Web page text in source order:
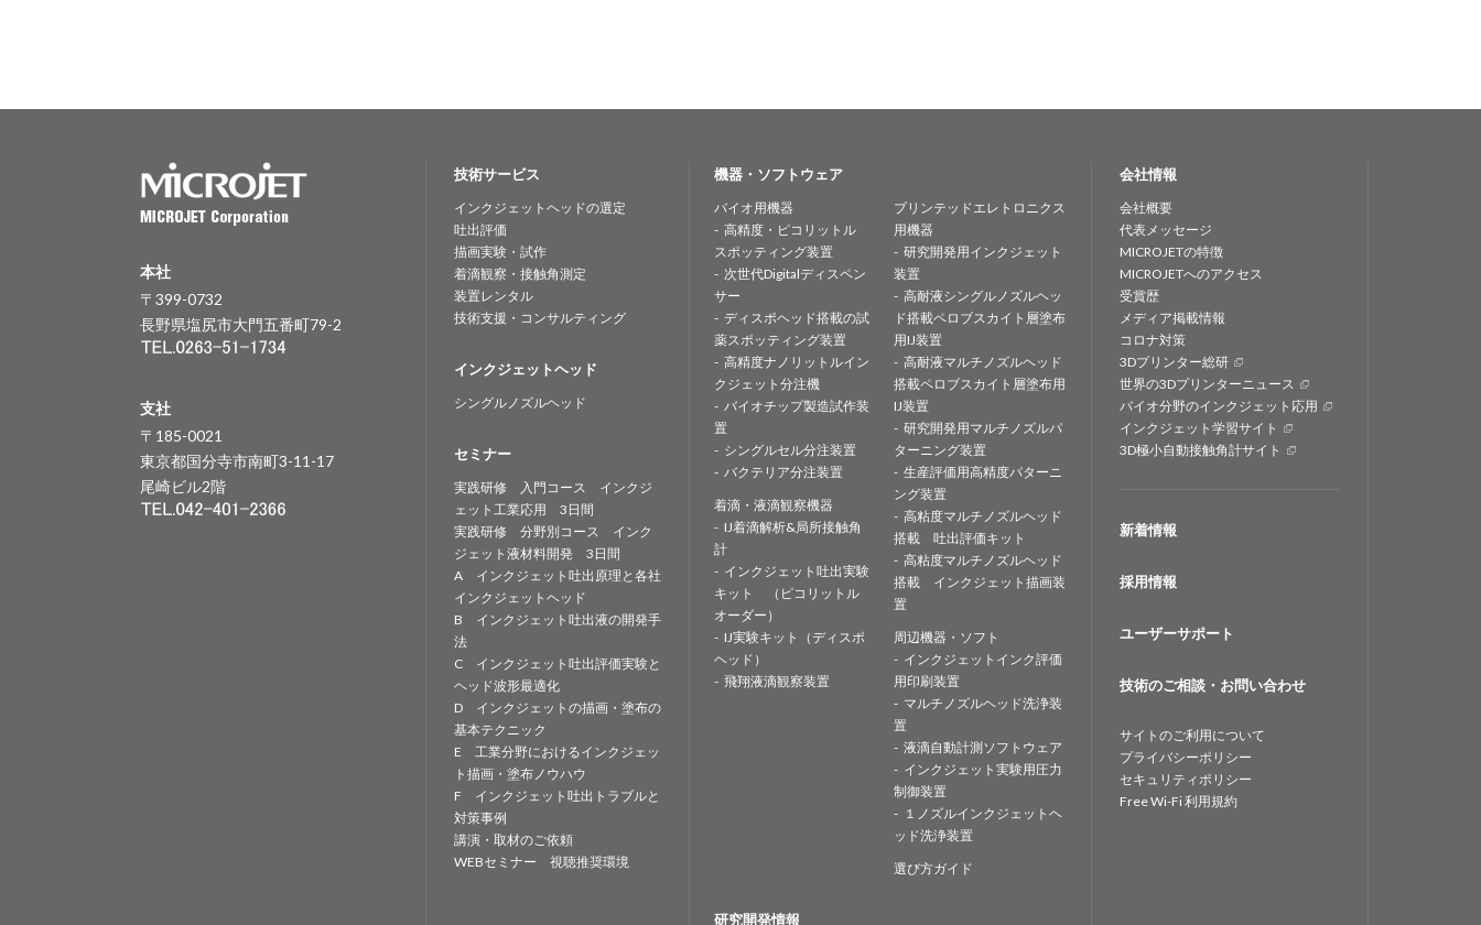
本社
〒399-0732
長野県塩尻市大門五番町79-2
支社
〒185-0021
東京都国分寺市南町3-11-17
尾崎ビル2階
技術サービス
インクジェットヘッドの選定
吐出評価
描画実験・試作
着滴観察・接触角測定
装置レンタル
技術支援・コンサルティング
インクジェットヘッド
シングルノズルヘッド
セミナー
実践研修 入門コース インクジ
ェット工業応用 3日間
実践研修 分野別コース インク
ジェット液材料開発 3日間
A インクジェット吐出原理と各社
インクジェットヘッド
B インクジェット吐出液の開発手
法
C インクジェット吐出評価実験と
ヘッド波形最適化
D インクジェットの描画・塗布の
基本テクニック
E 工業分野におけるインクジェッ
ト描画・塗布ノウハウ
F インクジェット吐出トラブルと
対策事例
講演・取材のご依頼
WEBセミナー 視聴推奨環境
機器・ソフトウェア
バイオ用機器
高精度・ピコリットル
スポッティング装置
次世代Digitalディスペン
サー
ディスポヘッド搭載の試
薬スポッティング装置
高精度ナノリットルイン
クジェット分注機
バイオチップ製造試作装
置
シングルセル分注装置
バクテリア分注装置
着滴・液滴観察機器
IJ着滴解析&局所接触角
計
インクジェット吐出実験
キット （ピコリットル
オーダー）
IJ実験キット（ディスポ
ヘッド）
飛翔液滴観察装置
プリンテッドエレトロニクス
用機器
研究開発用インクジェット
装置
高耐液シングルノズルヘッ
ド搭載ペロブスカイト層塗布
用IJ装置
高耐液マルチノズルヘッド
搭載ペロブスカイト層塗布用
IJ装置
研究開発用マルチノズルパ
ターニング装置
生産評価用高精度パターニ
ング装置
高粘度マルチノズルヘッド
搭載 吐出評価キット
高粘度マルチノズルヘッド
搭載 インクジェット描画装
置
周辺機器・ソフト
インクジェットインク評価
用印刷装置
マルチノズルヘッド洗浄装
置
液滴自動計測ソフトウェア
インクジェット実験用圧力
制御装置
１ノズルインクジェットヘ
ッド洗浄装置
選び方ガイド
研究開発情報
会社情報
会社概要
代表メッセージ
MICROJETの特徴
MICROJETへのアクセス
受賞歴
メディア掲載情報
コロナ対策
3Dプリンター総研
世界の3Dプリンターニュース
バイオ分野のインクジェット応用
インクジェット学習サイト
3D極小自動接触角計サイト
新着情報
採用情報
ユーザーサポート
技術のご相談・お問い合わせ
サイトのご利用について
プライバシーポリシー
セキュリティポリシー
Free Wi-Fi 利用規約